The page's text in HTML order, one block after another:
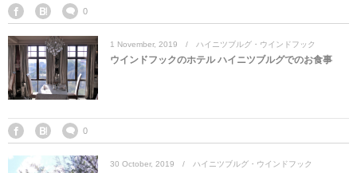
0
1 November, 2019 ハイニツブルグ・ウインドフック
ウインドフックのホテル ハイニツブルグでのお食事
0
30 October, 2019 ハイニツブルグ・ウインドフック